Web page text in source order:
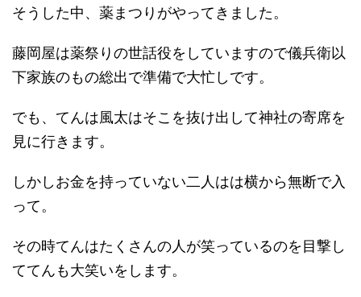
そうした中、薬まつりがやってきました。
藤岡屋は薬祭りの世話役をしていますので儀兵衛以
下家族のもの総出で準備で大忙しです。
でも、てんは風太はそこを抜け出して神社の寄席を
見に行きます。
しかしお金を持っていない二人はは横から無断で入
って。
その時てんはたくさんの人が笑っているのを目撃し
ててんも大笑いをします。